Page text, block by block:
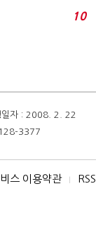
10
일자 : 2008. 2. 22
3377
스 이용약관 I RSS